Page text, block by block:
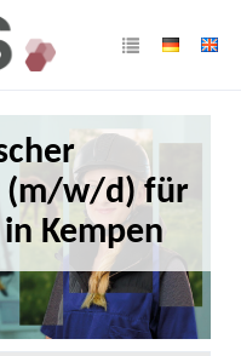
(m/w/d) für
Kempen